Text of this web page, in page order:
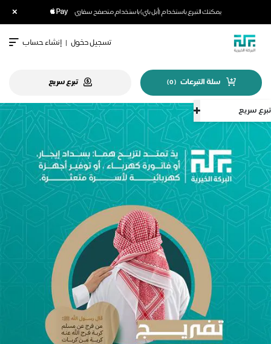
يمكنك التبرع باستخدام (أبل باي) باستخدام متصفح سفاري ×
تبرع سريع
تسجيل دخول | إنشاء حساب
سلة التبرعات (
0
) تبرع سريع